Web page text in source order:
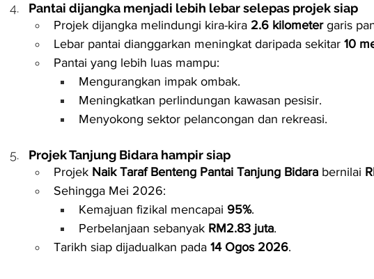
Pantai dijangka menjadi lebih lebar selepas projek siap
Projek dijangka melindungi kira-kira 2.6 kilometer garis
Lebar pantai dianggarkan meningkat daripada sekitar 10
Pantai yang lebih luas mampu:
Mengurangkan impak ombak.
Meningkatkan perlindungan kawasan pesisir.
Menyokong sektor pelancongan dan rekreasi.
Projek Tanjung Bidara hampir siap
Projek Naik Taraf Benteng Pantai Tanjung Bidara bernilai
Sehingga Mei 2026:
Kemajuan fizikal mencapai 95%.
Perbelanjaan sebanyak RM2.83 juta.
Tarikh siap dijadualkan pada 14 Ogos 2026.